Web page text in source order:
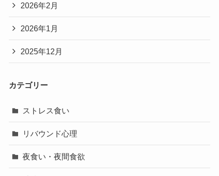
2026年2月
2026年1月
2025年12月
カテゴリー
ストレス食い
リバウンド心理
夜食い・夜間食欲